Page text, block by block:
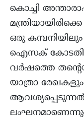
കൊച്ചി
ഒരു
ഐസക്
വർഷത്തെ
യാത്രാ